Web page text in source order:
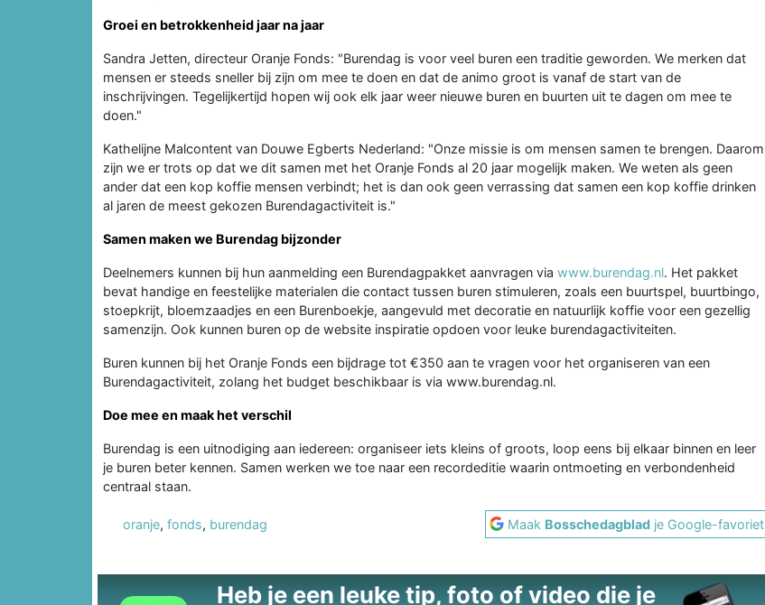
Groei en betrokkenheid jaar na jaar
Sandra Jetten, directeur Oranje Fonds: "Burendag is voor veel buren een traditie geworden. We merken dat
mensen er steeds sneller bij zijn om mee te doen en dat de animo groot is vanaf de start van de
inschrijvingen. Tegelijkertijd hopen wij ook elk jaar weer nieuwe buren en buurten uit te dagen om mee te
doen."
Kathelijne Malcontent van Douwe Egberts Nederland: "Onze missie is om mensen samen te brengen. Daarom
zijn we er trots op dat we dit samen met het Oranje Fonds al 20 jaar mogelijk maken. We weten als geen
ander dat een kop koffie mensen verbindt; het is dan ook geen verrassing dat samen een kop koffie drinken
al jaren de meest gekozen Burendagactiviteit is."
Samen maken we Burendag bijzonder
Deelnemers kunnen bij hun aanmelding een Burendagpakket aanvragen via www.burendag.nl. Het pakket
bevat handige en feestelijke materialen die contact tussen buren stimuleren, zoals een buurtspel, buurtbingo,
stoepkrijt, bloemzaadjes en een Burenboekje, aangevuld met decoratie en natuurlijk koffie voor een gezellig
samenzijn. Ook kunnen buren op de website inspiratie opdoen voor leuke burendagactiviteiten.
Buren kunnen bij het Oranje Fonds een bijdrage tot €350 aan te vragen voor het organiseren van een
Burendagactiviteit, zolang het budget beschikbaar is via www.burendag.nl.
Doe mee en maak het verschil
Burendag is een uitnodiging aan iedereen: organiseer iets kleins of groots, loop eens bij elkaar binnen en leer
je buren beter kennen. Samen werken we toe naar een recordeditie waarin ontmoeting en verbondenheid
centraal staan.
oranje, fonds, burendag Maak Bosschedagblad je Google-favoriet
Heb je een leuke tip, foto of video die je